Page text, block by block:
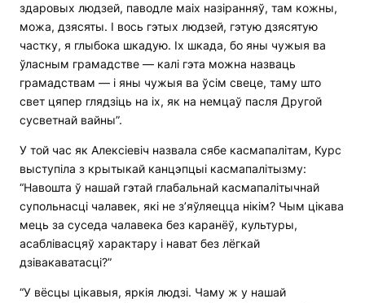
здаровых людзей, паводле маіх назіранняў, там кожны,
можа, дзясяты. І вось гэтых людзей, гэтую дзясятую
частку, я глыбока шкадую. Іх шкада, бо яны чужыя ва
ўласным грамадстве — калі гэта можна назваць
грамадствам — і яны чужыя ва ўсім свеце, таму што
свет цяпер глядзіць на іх, як на немцаў пасля Другой
сусветнай вайны”.
У той час як Алексіевіч назвала сябе касмапалітам, Курс
выступіла з крытыкай канцэпцыі касмапалітызму:
“Навошта ў нашай гэтай глабальнай касмапалітычнай
супольнасці чалавек, які не з’яўляецца нікім? Чым цікава
мець за суседа чалавека без каранёў, культуры,
асаблівасцяў характару і нават без лёгкай
дзівакаватасці?”
“У вёсцы цікавыя, яркія людзі. Чаму ж у нашай